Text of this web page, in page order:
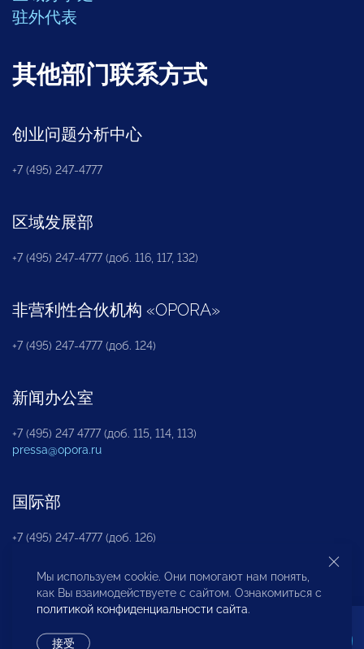
驻外代表
其他部门联系方式
创业问题分析中心
+7 (495) 247-4777
区域发展部
+7 (495) 247-4777 (доб. 116, 117, 132)
非营利性合伙机构 «OPORA»
+7 (495) 247-4777 (доб. 124)
新闻办公室
+7 (495) 247 4777 (доб. 115, 114, 113)
pressa@opora.ru
国际部
+7 (495) 247-4777 (доб. 126)
商投权益保护部
Мы используем cookie. Они помогают нам понять,
как Вы взаимодействуете с сайтом. Ознакомиться с
политикой конфиденциальности сайта.
接受